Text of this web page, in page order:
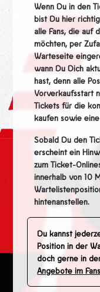
Wenn Du in den
bist Du hier
alle Fans, die auf
möchten, per
Warteseite
wann Du Dich
hast, denn alle
Vorverkaufsstart
Tickets für die
kaufen sowie
Sobald Du den
erscheint ein
zum Ticket-
innerhalb von 10
hintenanstellen.
Du kannst
Position in der
doch gerne in
Angebote im